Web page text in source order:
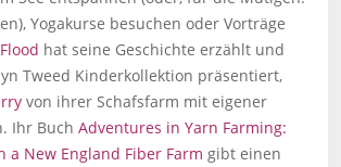
Yogakurse besuchen oder Vorträge
hat seine Geschichte erzählt und
Tweed Kinderkollektion präsentiert,
von ihrer Schafsfarm mit eigener
Ihr Buch Adventures in Yarn Farming:
a New England Fiber Farm gibt einen